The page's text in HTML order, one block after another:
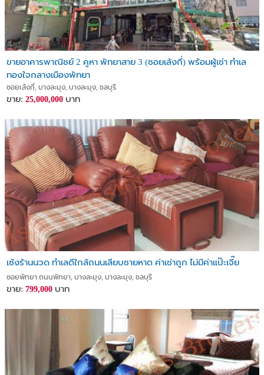
ขายอาคารพาณิชย์ 2 คูหา พัทยาสาย 3 (ซอยเล้งกี่) พร้อมผู้เช่า ทำเล
ทองใจกลางเมืองพัทยา
ซอยเล้งกี่, บางละมุง, บางละมุง, ชลบุรี
ขาย: 25,000,000 บาท
เซ้งร้านนวด ทำเลดีใกล้ถนนเลียบชายหาด ค่าเช่าถูก ไม่มีค่าแป๊ะเจี๊ย
ซอยพัทยา ถนนพัทยา, บางละมุง, บางละมุง, ชลบุรี
ขาย: 799,000 บาท